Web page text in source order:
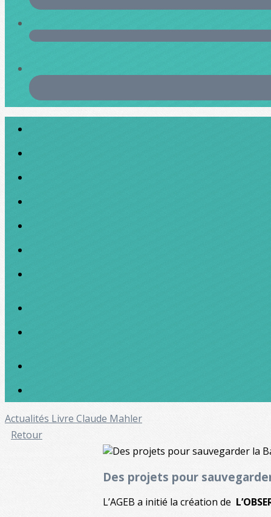
Actualités Livre Claude Mahler
Retour
Des projets pour
L’AGEB a initié la création de